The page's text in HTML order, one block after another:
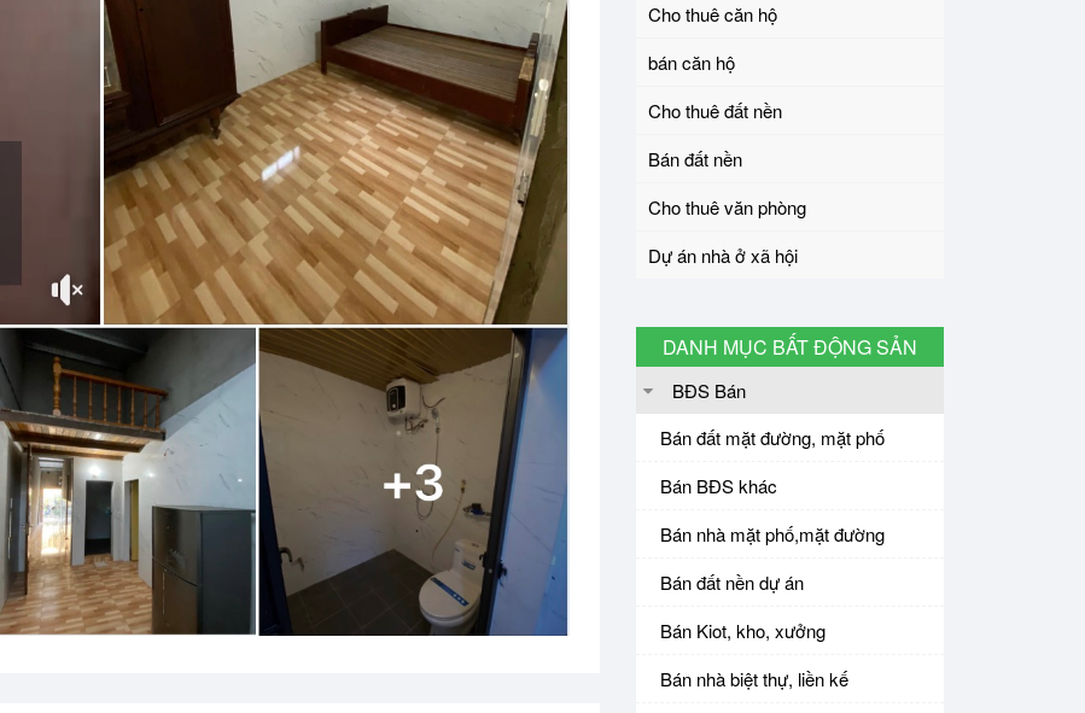
Cho thuê căn hộ
bán căn hộ
Cho thuê đất nền
Bán đất nền
Cho thuê văn phòng
Dự án nhà ở xã hội
DANH MỤC BẤT ĐỘNG SẢN
BĐS Bán
Bán đất mặt đường, mặt phố
Bán BĐS khác
Bán nhà mặt phố,mặt đường
Bán đất nền dự án
Bán Kiot, kho, xưởng
Bán nhà biệt thự, liền kế